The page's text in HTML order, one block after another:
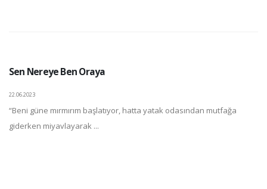
Sen Nereye Ben Oraya
22.06.2023
“Beni güne mırmırım başlatıyor, hatta yatak odasından mutfağa
giderken miyavlayarak ...